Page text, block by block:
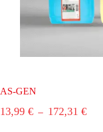
AS-GEN
13,99 € – 172,31 €Plage